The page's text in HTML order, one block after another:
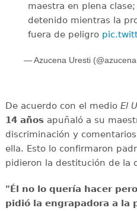
maestra en plena
detenido mientras la
fuera de peligro
— Azucena Uresti
De acuerdo con el medio El
14 añosapuñaló a su
discriminación y
ella. Esto lo confirmaron
pidieron la destitución de la
"Él no lo quería hacer
pidió la engrapadora a la